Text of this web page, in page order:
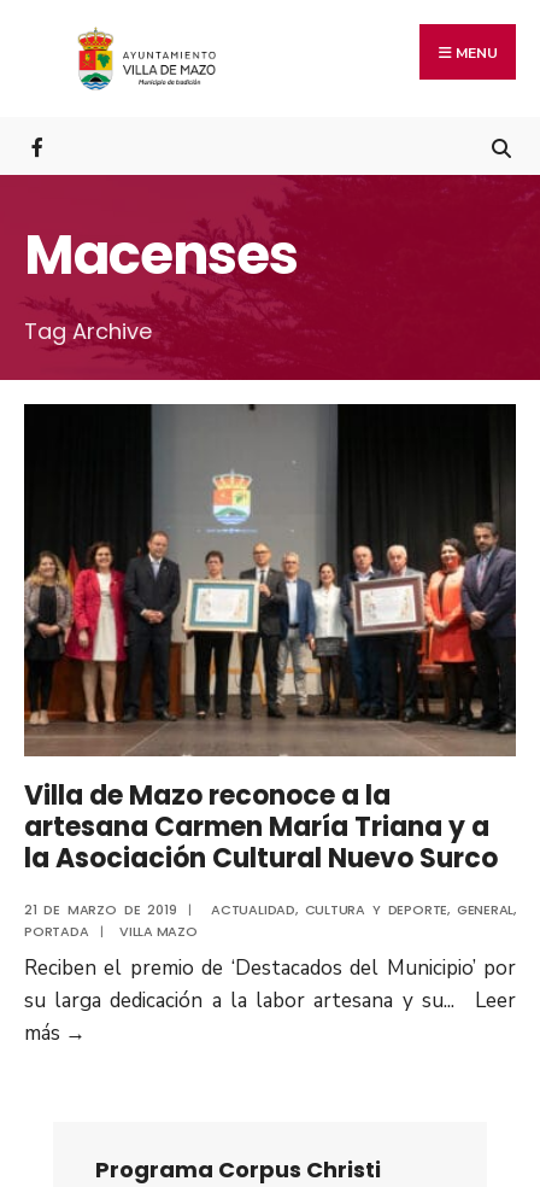
MENU
Macenses
Tag Archive
Villa de Mazo reconoce a la
artesana Carmen María Triana y a
la Asociación Cultural Nuevo Surco
21 DE MARZO DE 2019 | ACTUALIDAD, CULTURA Y DEPORTE, GENERAL,
PORTADA
| VILLA MAZO
Reciben el premio de ‘Destacados del Municipio’ por
su larga dedicación a la labor artesana y su...
Leer
más →
Programa Corpus Christi